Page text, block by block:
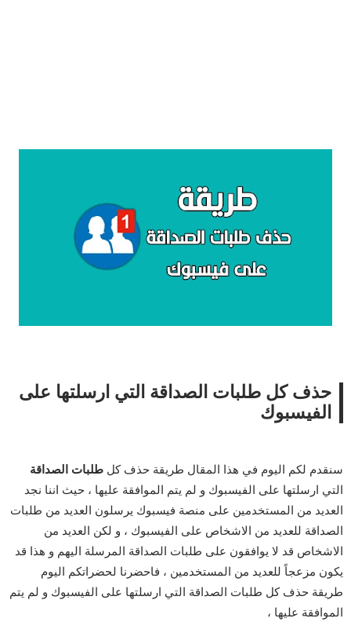
حذف كل طلبات الصداقة التي ارسلتها على
الفيسبوك
سنقدم لكم اليوم في هذا المقال طريقة حذف كل طلبات الصداقة
التي ارسلتها على الفيسبوك و لم يتم الموافقة عليها ، حيث اننا نجد
العديد من المستخدمين على منصة فيسبوك يرسلون العديد من طلبات
الصداقة للعديد من الاشخاص على الفيسبوك ، و لكن العديد من
الاشخاص قد لا يوافقون على طلبات الصداقة المرسلة اليهم و هذا قد
يكون مزعجاً للعديد من المستخدمين ، فاحضرنا لحضراتكم اليوم
طريقة حذف كل طلبات الصداقة التي ارسلتها على الفيسبوك و لم يتم
الموافقة عليها ،